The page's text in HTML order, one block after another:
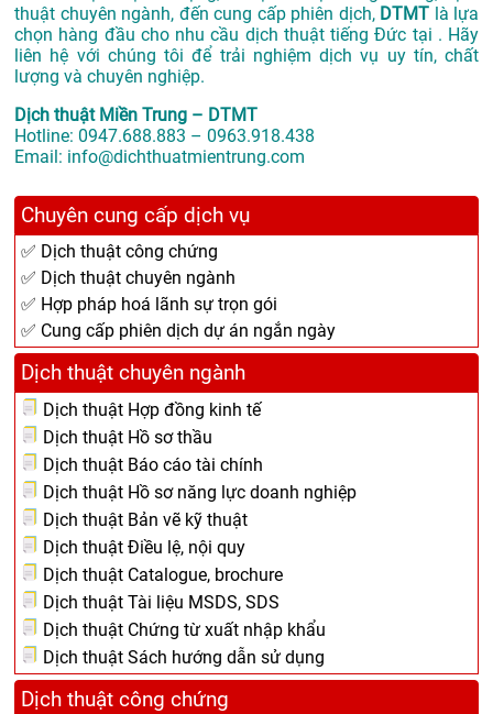
thuật chuyên ngành, đến cung cấp phiên dịch, DTMT là lựa
chọn hàng đầu cho nhu cầu dịch thuật tiếng Đức tại . Hãy
liên hệ với chúng tôi để trải nghiệm dịch vụ uy tín, chất
lượng và chuyên nghiệp.
Dịch thuật Miền Trung – DTMT
Hotline: 0947.688.883 – 0963.918.438
Email: info@dichthuatmientrung.com
Chuyên cung cấp dịch vụ
✅ Dịch thuật công chứng
✅ Dịch thuật chuyên ngành
✅ Hợp pháp hoá lãnh sự trọn gói
✅ Cung cấp phiên dịch dự án ngắn ngày
Dịch thuật chuyên ngành
Dịch thuật Hợp đồng kinh tế
Dịch thuật Hồ sơ thầu
Dịch thuật Báo cáo tài chính
Dịch thuật Hồ sơ năng lực doanh nghiệp
Dịch thuật Bản vẽ kỹ thuật
Dịch thuật Điều lệ, nội quy
Dịch thuật Catalogue, brochure
Dịch thuật Tài liệu MSDS, SDS
Dịch thuật Chứng từ xuất nhập khẩu
Dịch thuật Sách hướng dẫn sử dụng
Dịch thuật công chứng